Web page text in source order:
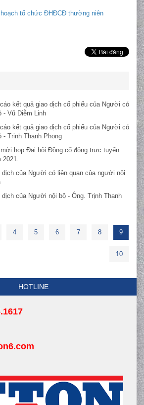
tổ chức ĐHĐCĐ thường niên
kết quả giao dịch cổ phiếu của Người có
- Vũ Diễm Linh
kết quả giao dịch cổ phiếu của Người có
- Trịnh Thanh Phong
họp Đại hội Đồng cổ đông trực tuyến
2021.
dịch của Người có liên quan của người nội
dịch của Người nội bộ - Ông. Trịnh Thanh
4 5 6 7 8 9
10
HOTLINE